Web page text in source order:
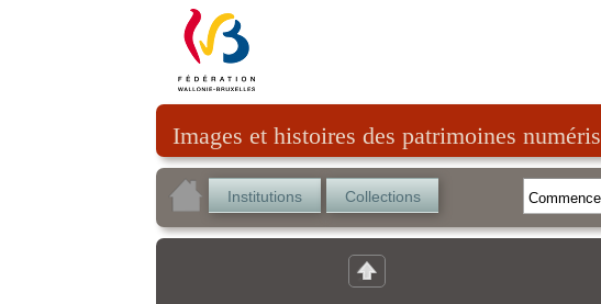
Images et histoires des patrimoines
Institutions Collections